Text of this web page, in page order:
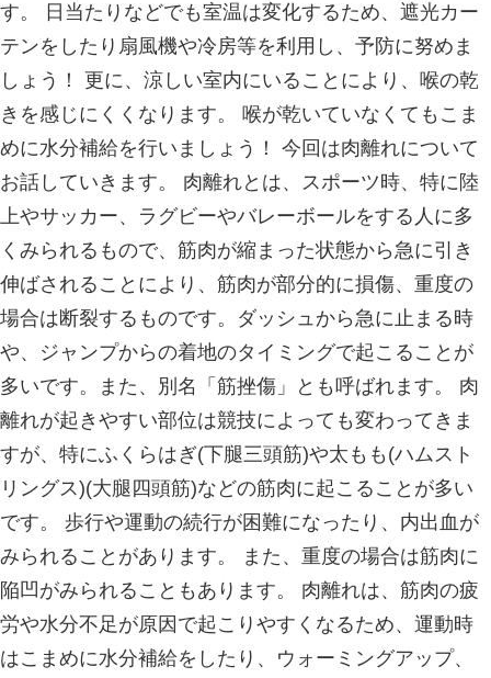
中之口いのまた接骨院
新潟西蒲区で口コミナンバー1になり
口コミサイト エキテン
足底筋膜炎とは？
2023.09.13 | Category:院長、スタッ
【症状】 荷重をかけた際に足の裏に
痛みを感じるタイミングとして多い
ら最初の一歩や急に歩き出す時に痛
れています。 それ以外では、 ・歩い
周りに痛みが出る ・足の裏を押すと